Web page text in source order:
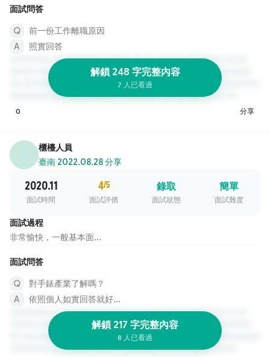
面試問答
前一份工作離職原因
照實回答
解鎖 248 字完整內容
7 人已看過
0 分享
櫃檯人員
臺南·2022.08.28 分享
2020.11
面試時間
4/5
面試評價
錄取
面試狀態
簡單
面試難度
面試過程
非常愉快，一般基本面...
面試問答
對手錶產業了解嗎？
依照個人如實回答就好...
解鎖 217 字完整內容
8 人已看過